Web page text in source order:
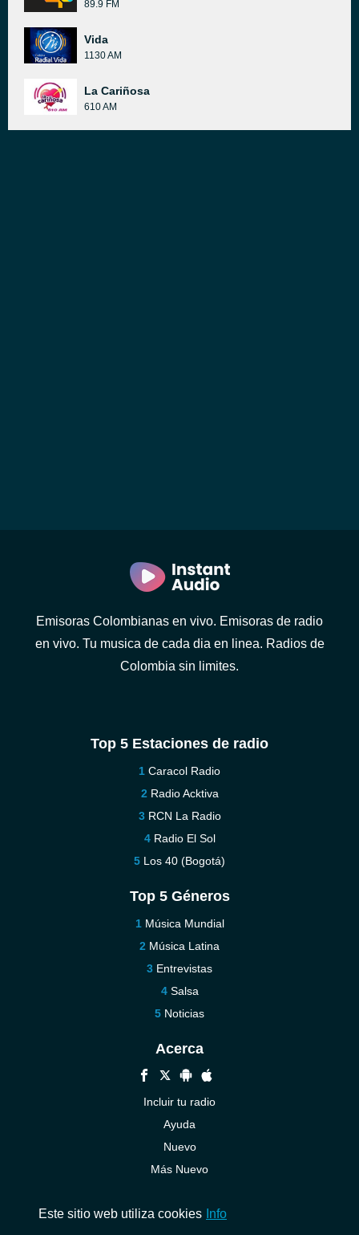
89.9 FM
Vida
1130 AM
La Cariñosa
610 AM
Emisoras Colombianas en vivo. Emisoras de radio
en vivo. Tu musica de cada dia en linea. Radios de
Colombia sin limites.
Top 5 Estaciones de radio
Caracol Radio
Radio Acktiva
RCN La Radio
Radio El Sol
Los 40 (Bogotá)
Top 5 Géneros
Música Mundial
Música Latina
Entrevistas
Salsa
Noticias
Acerca
Incluir tu radio
Ayuda
Nuevo
Más Nuevo
Este sitio web utiliza cookies Info